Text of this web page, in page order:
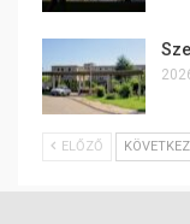
ELŐZŐ